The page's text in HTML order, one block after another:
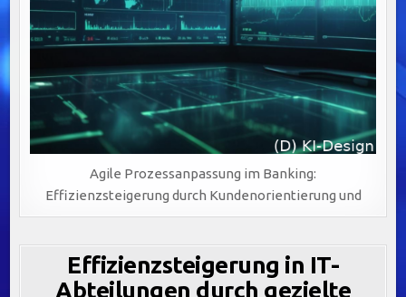
Agile Prozessanpassung im Banking:
Effizienzsteigerung durch Kundenorientierung und
Effizienzsteigerung in IT-
Abteilungen durch gezielte